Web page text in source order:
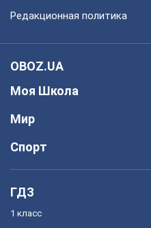
Редакционная политика
OBOZ.UA
Моя Школа
Мир
Спорт
ГДЗ
1 класс